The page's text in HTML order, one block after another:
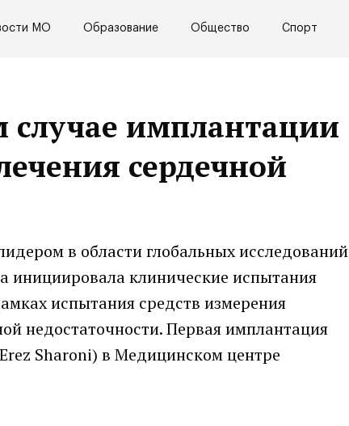
МО Образование Общество Спорт
случае имплантации
сердечной
в области глобальных исследований
инициировала клинические испытания
испытания средств измерения
недостаточности. Первая имплантация
Sharoni) в Медицинском центре